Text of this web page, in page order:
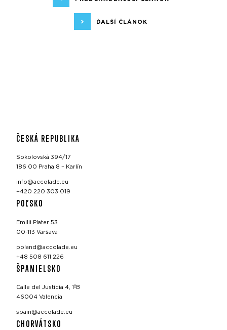
ĎALŠÍ ČLÁNOK
ČESKÁ REPUBLIKA
Sokolovská 394/17
186 00 Praha 8 – Karlín
info@accolade.eu
+420 220 303 019
POĽSKO
Emilii Plater 53
00-113 Varšava
poland@accolade.eu
+48 508 611 226
ŠPANIELSKO
Calle del Justicia 4, 1ºB
46004 Valencia
spain@accolade.eu
CHORVÁTSKO